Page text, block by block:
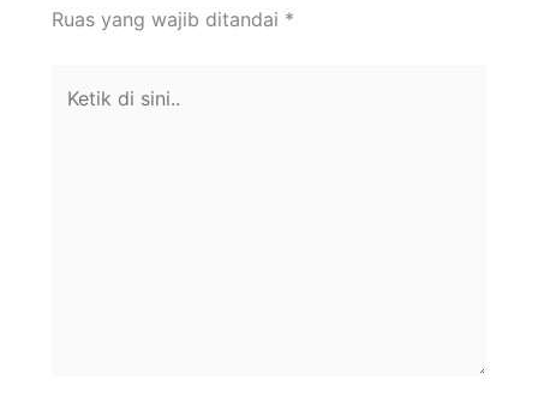
Ruas yang wajib ditandai *